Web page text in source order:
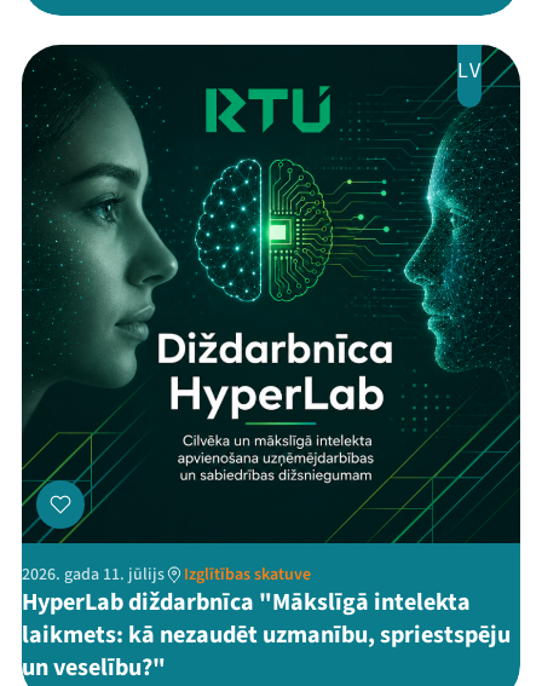
LV
2026. gada 11. jūlijs Izglītības skatuve
HyperLab diždarbnīca "Mākslīgā intelekta
laikmets: kā nezaudēt uzmanību, spriestspēju
un veselību?"